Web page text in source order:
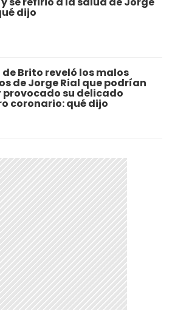
dijo
Brito reveló los malos
de Jorge Rial que podrían
provocado su delicado
coronario: qué dijo